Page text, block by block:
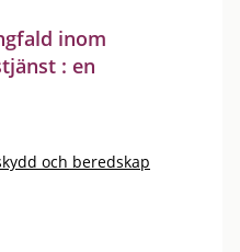
inom
: en
och beredskap